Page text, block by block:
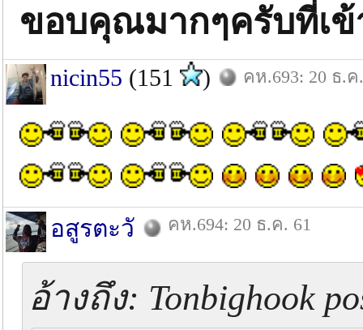
ขอบคุณมากๆครับที่เ
nicin55 (151 ) คห.693: 20 ธ.ค
อสูรตะวั คห.694: 20 ธ.ค. 61
อ้างถึง: Tonbighook